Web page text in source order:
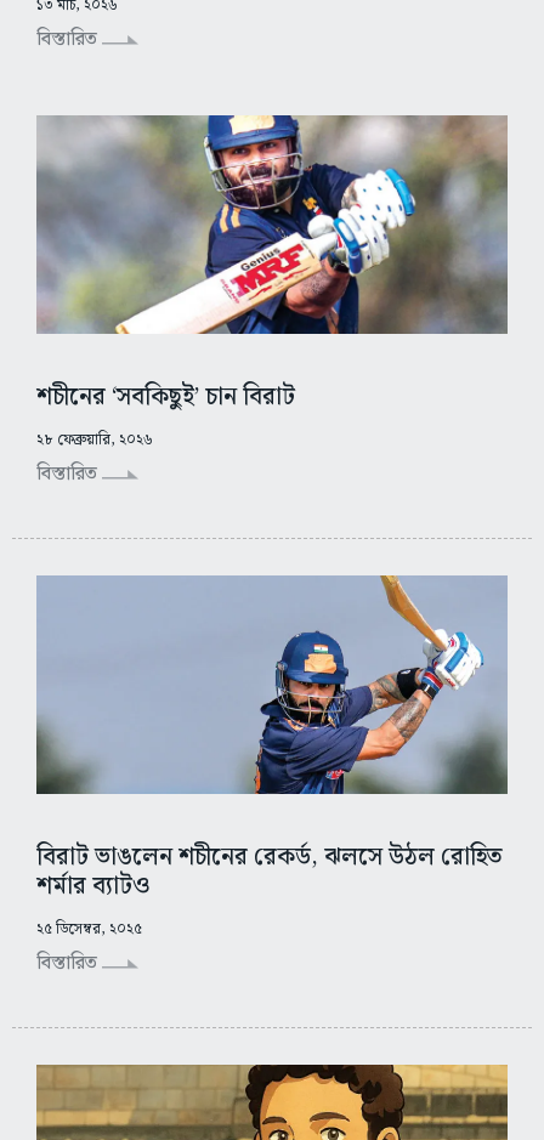
১৩ মার্চ, ২০২৬
বিস্তারিত
শচীনের ‘সবকিছুই’ চান বিরাট
২৮ ফেব্রুয়ারি, ২০২৬
বিস্তারিত
বিরাট ভাঙলেন শচীনের রেকর্ড, ঝলসে উঠল রোহিত
শর্মার ব্যাটও
২৫ ডিসেম্বর, ২০২৫
বিস্তারিত